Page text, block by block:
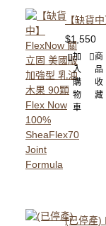
【缺貨
$1,550
加
入
購
物
車
商
品
收
藏
(已停產)